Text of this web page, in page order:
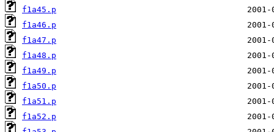
f1a45.p
f1a46.p
f1a47.p
f1a48.p
f1a49.p
f1a50.p
f1a51.p
f1a52.p